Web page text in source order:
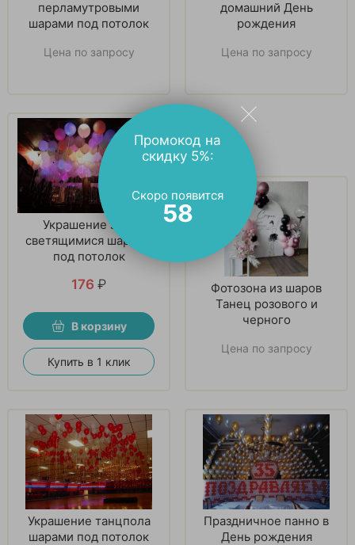
перламутровыми
шарами под потолок
Цена по запросу
домашний День
рождения
Цена по запросу
Украшение зала
светящимися шарами
под потолок
176 ₽
В корзину
Купить в 1 клик
Фотозона из шаров
Танец розового и
черного
Цена по запросу
Украшение танцпола
шарами под потолок
Праздничное панно в
День рождения
Промокод на
скидку 5%:
Скоро появится
57